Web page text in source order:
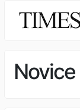
Novice